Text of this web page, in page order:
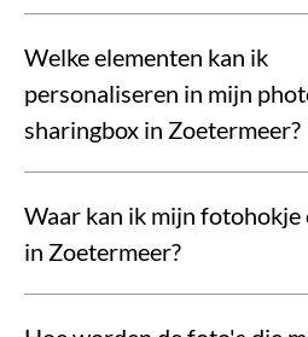
Welke elementen kan ik
personaliseren in mijn
sharingbox in Zoetermeer?
Waar kan ik mijn fotohokje
in Zoetermeer?